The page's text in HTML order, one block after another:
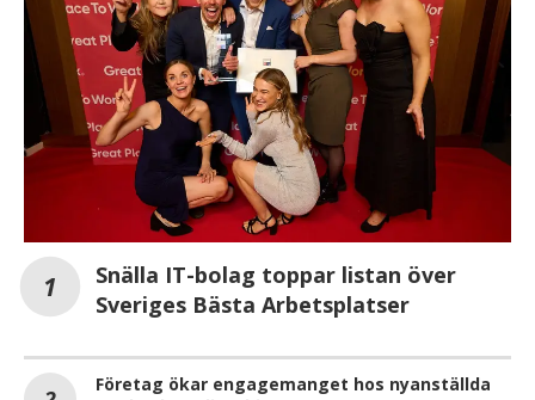
Snälla IT-bolag toppar listan över
Sveriges Bästa Arbetsplatser
Företag ökar engagemanget hos nyanställda